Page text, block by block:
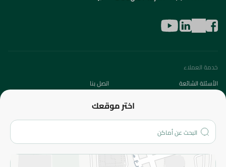
اختر موقعك
خدمة العملاء
الأسئلة الشائعة
اتصل بنا
من نحن؟
الفروع
المزيد
الاسترجاع
سياسة الاستخدام